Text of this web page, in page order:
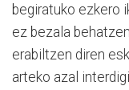
begiratuko ezkero
ez bezala
erabiltzen diren
arteko azal